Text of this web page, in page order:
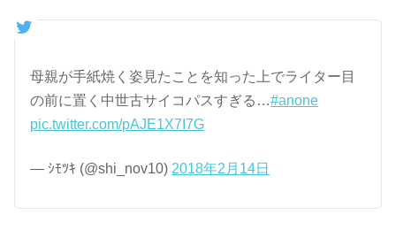
母親が手紙焼く姿見たことを知った上でライター目
の前に置く中世古サイコパスすぎる…#anone
pic.twitter.com/pAJE1X7I7G
— ｼﾓﾂｷ (@shi_nov10) 2018年2月14日